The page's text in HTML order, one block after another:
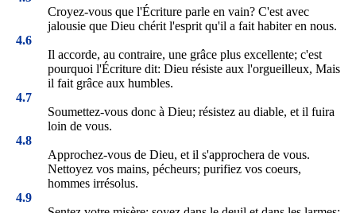
Croyez-vous que l'Écriture parle en vain? C'est avec
jalousie que Dieu chérit l'esprit qu'il a fait habiter en nous.
4.6
Il accorde, au contraire, une grâce plus excellente; c'est
pourquoi l'Écriture dit: Dieu résiste aux l'orgueilleux, Mais
il fait grâce aux humbles.
4.7
Soumettez-vous donc à Dieu; résistez au diable, et il fuira
loin de vous.
4.8
Approchez-vous de Dieu, et il s'approchera de vous.
Nettoyez vos mains, pécheurs; purifiez vos coeurs,
hommes irrésolus.
4.9